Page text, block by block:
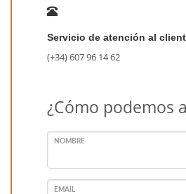
Servicio de atención al
(+34) 607 96 14 62
¿Cómo podemos
NOMBRE
EMAIL